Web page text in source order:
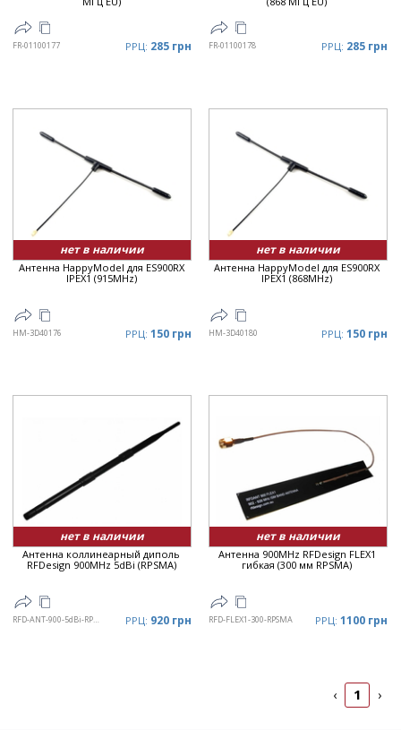
FR-01100177 РРЦ: 285 грн FR-01100178 РРЦ: 285 грн
нет в наличии
Антенна HappyModel для ES900RX
IPEX1 (915MHz)
HM-3D40176 РРЦ: 150 грн
нет в наличии
Антенна HappyModel для ES900RX
IPEX1 (868MHz)
HM-3D40180 РРЦ: 150 грн
нет в наличии
Антенна коллинеарный диполь
RFDesign 900MHz 5dBi (RPSMA)
RFD-ANT-900-5dBi-RPSMA РРЦ: 920 грн
нет в наличии
Антенна 900MHz RFDesign FLEX1
гибкая (300 мм RPSMA)
RFD-FLEX1-300-RPSMA РРЦ: 1100 грн
‹ 1 ›